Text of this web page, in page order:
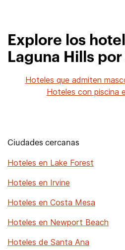
Explore los
Laguna Hills
Hoteles que admiten
Hoteles con piscina
Ciudades cercanas
Hoteles en Lake Forest
Hoteles en Irvine
Hoteles en Costa Mesa
Hoteles en Newport Beach
Hoteles de Santa Ana